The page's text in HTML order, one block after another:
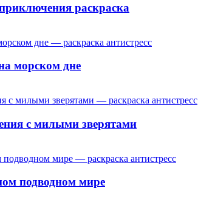
раскраска
морском дне
с милыми зверятами
подводном мире